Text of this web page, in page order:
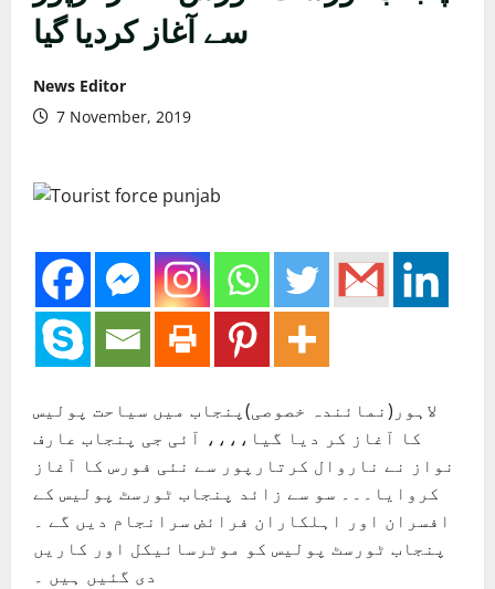
سے آغاز کردیا گیا
News Editor
7 November, 2019
لاہور(نمائندہ خصوصی)پنجاب میں سیاحت پولیس
کا آغاز کر دیا گیا،،،، آئی جی پنجاب عارف
نواز نے ناروال کرتارپور سے نئی فورس کا آغاز
کروایا۔۔۔ سو سے زائد پنجاب ٹورسٹ پولیس کے
افسران اور اہلکاران فرائض سرانجام دیں گے ۔
پنجاب ٹورسٹ پولیس کو موٹرسائیکل اور کاریں
دی گئیں ہیں ۔